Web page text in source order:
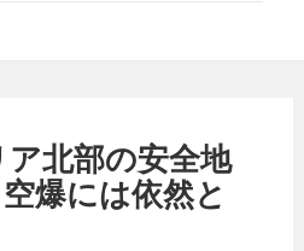
ア北部の安全地
爆には依然と